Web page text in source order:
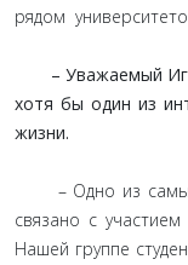
рядом
– Уважаемый
хотя бы один из
жизни.
– Одно из самых
связано с
Нашей группе